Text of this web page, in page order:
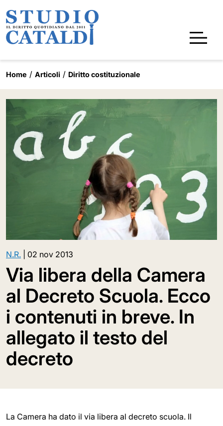
Home Articoli Diritto costituzionale
N.R. 02 nov 2013
Via libera della Camera
al Decreto Scuola. Ecco
i contenuti in breve. In
allegato il testo del
decreto
La Camera ha dato il via libera al decreto scuola. Il